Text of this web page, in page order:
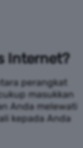
Internet?
perangkat
masukkan
Anda melewati
kepada Anda